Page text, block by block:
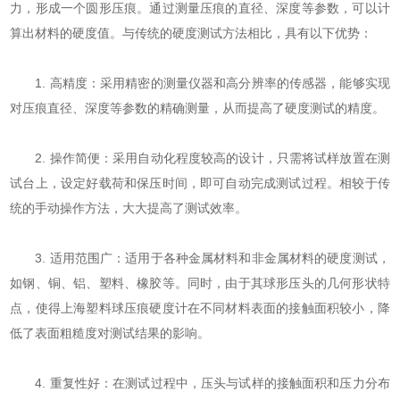
力，形成一个圆形压痕。通过测量压痕的直径、深度等参数，可以计
算出材料的硬度值。与传统的硬度测试方法相比，具有以下优势：
1. 高精度：采用精密的测量仪器和高分辨率的传感器，能够实现
对压痕直径、深度等参数的精确测量，从而提高了硬度测试的精度。
2. 操作简便：采用自动化程度较高的设计，只需将试样放置在测
试台上，设定好载荷和保压时间，即可自动完成测试过程。相较于传
统的手动操作方法，大大提高了测试效率。
3. 适用范围广：适用于各种金属材料和非金属材料的硬度测试，
如钢、铜、铝、塑料、橡胶等。同时，由于其球形压头的几何形状特
点，使得上海塑料球压痕硬度计在不同材料表面的接触面积较小，降
低了表面粗糙度对测试结果的影响。
4. 重复性好：在测试过程中，压头与试样的接触面积和压力分布